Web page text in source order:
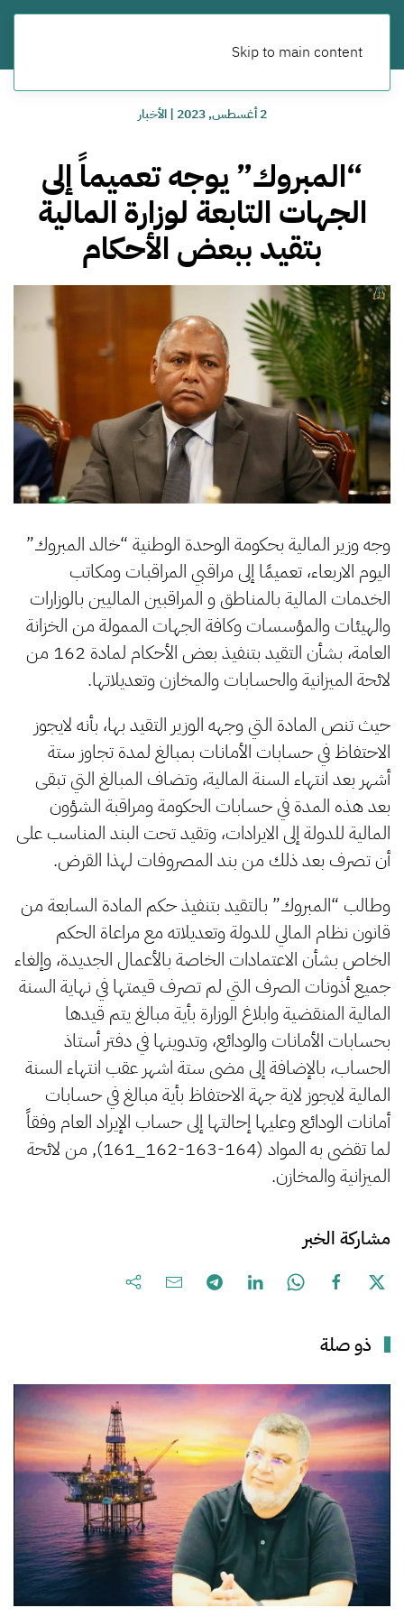
Skip to main content
2 أغسطس, 2023 |الأخبار
“المبروك” يوجه تعميماً إلى
الجهات التابعة لوزارة المالية
بتقيد ببعض الأحكام
وجه وزير المالية بحكومة الوحدة الوطنية “خالد المبروك”
اليوم الاربعاء، تعميمًا إلى مراقبي المراقبات ومكاتب
الخدمات المالية بالمناطق و المراقبين الماليين بالوزارات
والهيئات والمؤسسات وكافة الجهات الممولة من الخزانة
العامة، بشأن التقيد بتنفيذ بعض الأحكام لمادة 162 من
لائحة الميزانية والحسابات والمخازن وتعديلاتها.
حيث تنص المادة التي وجهه الوزير التقيد بها، بأنه لايجوز
الاحتفاظ في حسابات الأمانات بمبالغ لمدة تجاوز ستة
أشهر بعد انتهاء السنة المالية، وتضاف المبالغ التي تبقى
بعد هذه المدة في حسابات الحكومة ومراقبة الشؤون
المالية للدولة إلى الايرادات، وتقيد تحت البند المناسب على
أن تصرف بعد ذلك من بند المصروفات لهذا القرض.
وطالب “المبروك” بالتقيد بتنفيذ حكم المادة السابعة من
قانون نظام المالي للدولة وتعديلاته مع مراعاة الحكم
الخاص بشأن الاعتمادات الخاصة بالأعمال الجديدة، وإلغاء
جميع أذونات الصرف التي لم تصرف قيمتها في نهاية السنة
المالية المنقضية وابلاغ الوزارة بأية مبالغ يتم قيدها
بحسابات الأمانات والودائع، وتدوينها في دفتر أستاذ
الحساب، بالإضافة إلى مضى ستة اشهر عقب انتهاء السنة
المالية لايجوز لاية جهة الاحتفاظ بأية مبالغ في حسابات
أمانات الودائع وعليها إحالتها إلى حساب الإيراد العام وفقاً
لما تقضى به المواد (164-163-162_161), من لائحة
الميزانية والمخازن.
مشاركة الخبر
ذو صلة